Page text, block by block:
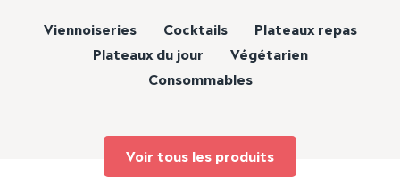
Viennoiseries Cocktails
Plateaux repas
Plateaux du jour
Végétarien
Consommables
Voir tous les produits